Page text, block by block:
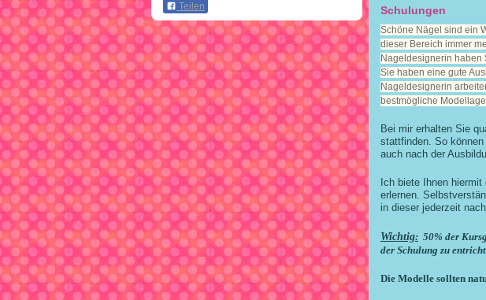
Schulungen
Schöne Nägel sind ein
dieser Bereich immer
Nageldesignerin haben
Sie haben eine gute
Nageldesignerin
bestmögliche
Bei mir erhalten Sie
stattfinden. So
auch nach der
Ich biete Ihnen
erlernen.
in dieser jederzeit
Wichtig:50% der
der Schulung zu
Die Modelle sollten
Teilen